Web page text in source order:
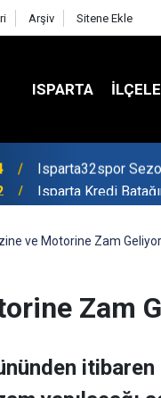
Arşiv Sitene Ekle
ISPARTA
Isparta Kredi
ve Motorine Zam Geliyor
Zam